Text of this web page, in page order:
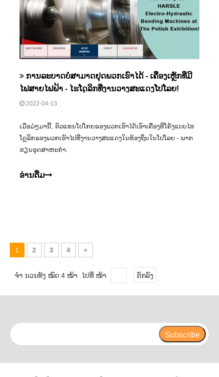
ການລະບາດບໍ່ສາມາດຢຸດພວກເຮົາໄດ້ - ເຄື່ອງເຫຼັກທີ່ມີ
ໄຟສາຍໄຟຟ້າ - ໄຮໂດຼລິກທີ່ງານວາງສະແດງໂປໂລຍ!
2022-04-13
ເມື່ອມໍ່ໆມານີ້, ຕົວແທນໂປໂກຍຂອງພວກເຮົາໄດ້ເອົາເຄື່ອງທີ່ໂຄ້ງແບບໄຮ
ໂດຼລິກຂອງພວກເຮົາໄປທີ່ງານວາງສະແດງໃນທ້ອງຖິ່ນໃນໂປໂລຍ - ພາກ
ຮຽນອຸດສາຫະກໍາ.
ອ່ານ​ຕື່ມ
1 2 3 4 »
ຈຳ ນວນທັງ ໝົດ 4 ໜ້າ ໄປທີ່ ໜ້າ ຕົກລົງ
Subscribe